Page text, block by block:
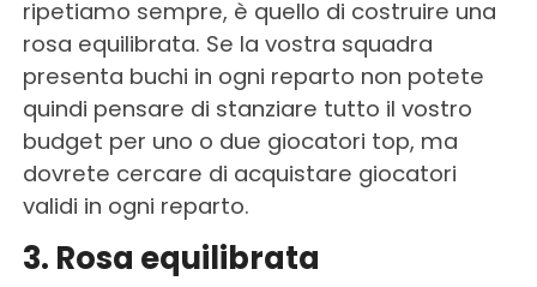
ripetiamo sempre, è quello di costruire una
rosa equilibrata. Se la vostra squadra
presenta buchi in ogni reparto non potete
quindi pensare di stanziare tutto il vostro
budget per uno o due giocatori top, ma
dovrete cercare di acquistare giocatori
validi in ogni reparto.
3. Rosa equilibrata